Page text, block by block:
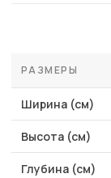
РАЗМЕРЫ
Ширина (см)
Высота (см)
Глубина (см)